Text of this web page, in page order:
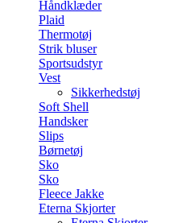
Håndklæder
Plaid
Thermotøj
Strik bluser
Sportsudstyr
Vest
Sikkerhedstøj
Soft Shell
Handsker
Slips
Børnetøj
Sko
Sko
Fleece Jakke
Eterna Skjorter